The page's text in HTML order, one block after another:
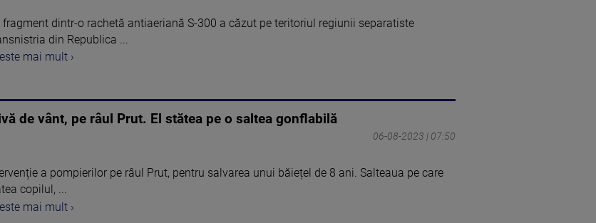
fragment dintr-o rachetă antiaeriană S-300 a căzut pe teritoriul regiunii separatiste
din Republica ...
mai mult ›
de vânt, pe râul Prut. El stătea pe o saltea gonflabilă
06-08-2023 | 07:50
a pompierilor pe râul Prut, pentru salvarea unui băiețel de 8 ani. Salteaua pe care
copilul, ...
mai mult ›